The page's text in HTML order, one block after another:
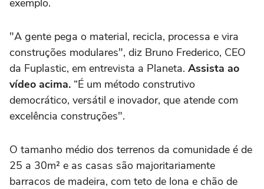
exemplo.
"A gente pega o material, recicla, processa e vira
construções modulares", diz Bruno Frederico, CEO
da Fuplastic, em entrevista a Planeta. Assista ao
vídeo acima. “É um método construtivo
democrático, versátil e inovador, que atende com
excelência construções".
O tamanho médio dos terrenos da comunidade é de
25 a 30m² e as casas são majoritariamente
barracos de madeira, com teto de lona e chão de